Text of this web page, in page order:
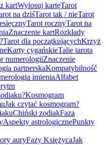
kartWylosuj kartęTarot
na dziśTarot tak / nieTarot
Tarot rocznyTarot na
Znaczenie kartRozkłady
Tarot dla początkującychKrzyż
Karty cygańskieTalie tarota
numerologiiZnaczenie
partnerskaKompatybilność
imieniaAlfabet
Kosmogram
Jak czytać kosmogram?
Chiński zodiakFaza
Aspekty astrologicznePunkty
auryFazy KsiężycaJak